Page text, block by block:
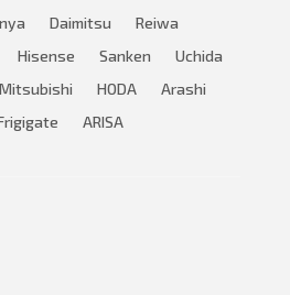
Daimitsu
Reiwa
Hisense Sanken
Uchida
Mitsubishi HODA
Arashi
ARISA